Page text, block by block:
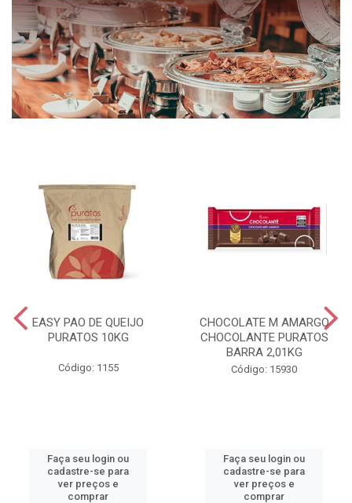
EASY PAO DE QUEIJO
PURATOS 10KG
Código: 1155
Faça seu login ou
cadastre-se para
ver preços e
comprar
CHOCOLATE M AMARGO
CHOCOLANTE PURATOS
BARRA 2,01KG
Código: 15930
Faça seu login ou
cadastre-se para
ver preços e
comprar